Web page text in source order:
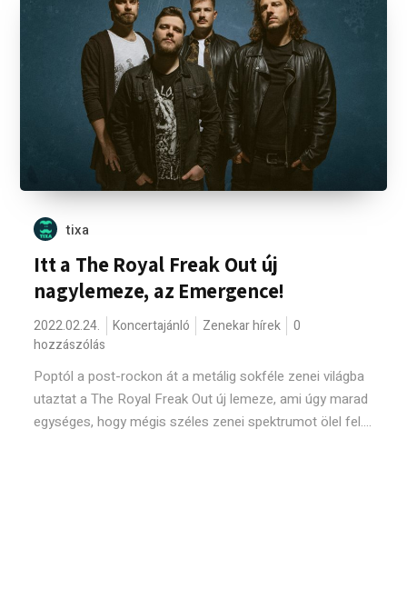
tixa
Itt a The Royal Freak Out új
nagylemeze, az Emergence!
2022.02.24. Koncertajánló Zenekar hírek
0
hozzászólás
Poptól a post-rockon át a metálig sokféle zenei világba
utaztat a The Royal Freak Out új lemeze, ami úgy marad
egységes, hogy mégis széles zenei spektrumot ölel fel....